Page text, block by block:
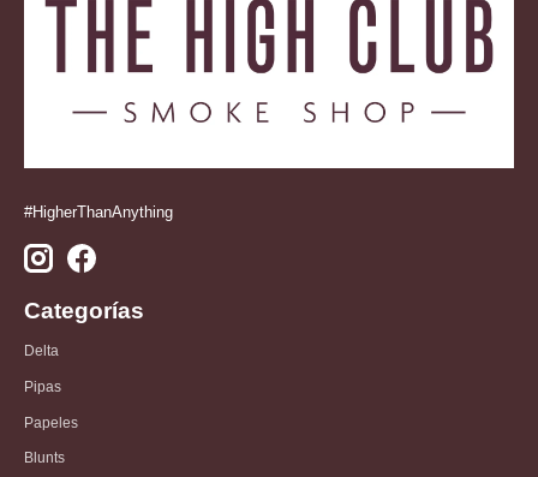
#HigherThanAnything
Categorías
Delta
Pipas
Papeles
Blunts